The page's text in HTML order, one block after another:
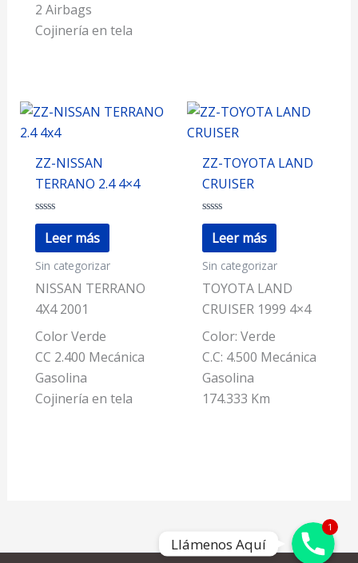
2 Airbags
Cojinería en tela
ZZ-NISSAN
TERRANO 2.4 4×4
Valorado
con
de
5
Leer más
Sin categorizar
NISSAN TERRANO
4X4 2001
Color Verde
CC 2.400 Mecánica
Gasolina
Cojinería en tela
ZZ-TOYOTA LAND
CRUISER
Valorado
con
de
5
Leer más
Sin categorizar
TOYOTA LAND
CRUISER 1999 4×4
Color: Verde
C.C: 4.500 Mecánica
Gasolina
174.333 Km
Llámenos Aquí 1
Llámenos Aquí